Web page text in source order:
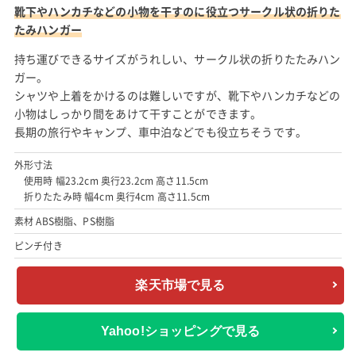
靴下やハンカチなどの小物を干すのに役立つサークル状の折りた
たみハンガー
持ち運びできるサイズがうれしい、サークル状の折りたたみハン
ガー。
シャツや上着をかけるのは難しいですが、靴下やハンカチなどの
小物はしっかり間をあけて干すことができます。
長期の旅行やキャンプ、車中泊などでも役立ちそうです。
外形寸法
使用時 幅23.2cm 奥行23.2cm 高さ11.5cm
折りたたみ時 幅4cm 奥行4cm 高さ11.5cm
素材 ABS樹脂、PS樹脂
ピンチ付き
楽天市場で見る
Yahoo!ショッピングで見る